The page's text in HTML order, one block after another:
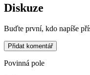
Diskuze
Buďte první, kdo napíše
Přidat komentář
Povinná pole